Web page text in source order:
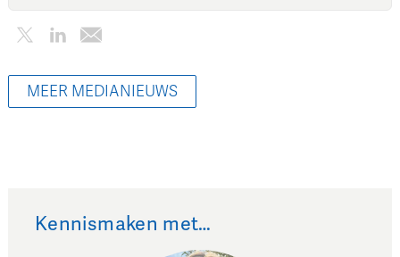
MEER MEDIANIEUWS
Kennismaken met…